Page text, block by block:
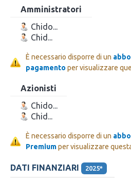
Amministratori
Chido...
Chid...
È necessario disporre di un
pagamento per visualizzare
Azionisti
Chido...
Chid...
È necessario disporre di un
Premiumper visualizzare
DATI FINANZIARI 2025*